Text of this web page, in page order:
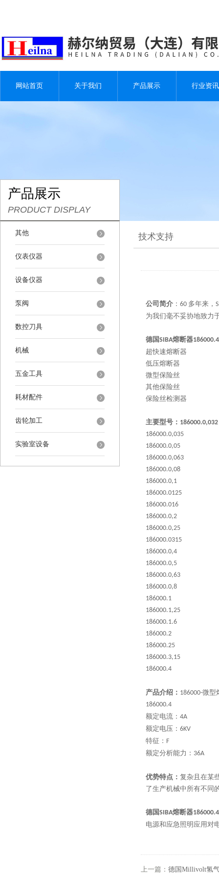
网站首页 关于我们 产品展示 行业资讯
产品展示
PRODUCT DISPLAY
其他
仪表仪器
设备仪器
泵阀
数控刀具
机械
五金工具
耗材配件
齿轮加工
实验室设备
技术支持
公司简介 ： 60 多年来，
为我们毫不妥协地致力
德国SIBA熔断器186000.4
超快速熔断器
低压熔断器
微型保险丝
其他保险丝
保险丝检测器
主要型号： 186000.0,032
186000.0,035
186000.0,05
186000.0,063
186000.0,08
186000.0,1
186000.0125
186000.016
186000.0,2
186000.0,25
186000.0315
186000.0,4
186000.0,5
186000.0,63
186000.0,8
186000.1
186000.1,25
186000.1.6
186000.2
186000.25
186000.3,15
186000.4
产品介绍： 186000-微型
186000.4
额定电流： 4A
额定电压： 6KV
特征： F
额定分析能力： 36A
优势特点： 复杂且在某
了生产机械中所有不同
德国SIBA熔断器186000.4
电源和应急照明应用对
上一篇： 德国Millivolt氢气